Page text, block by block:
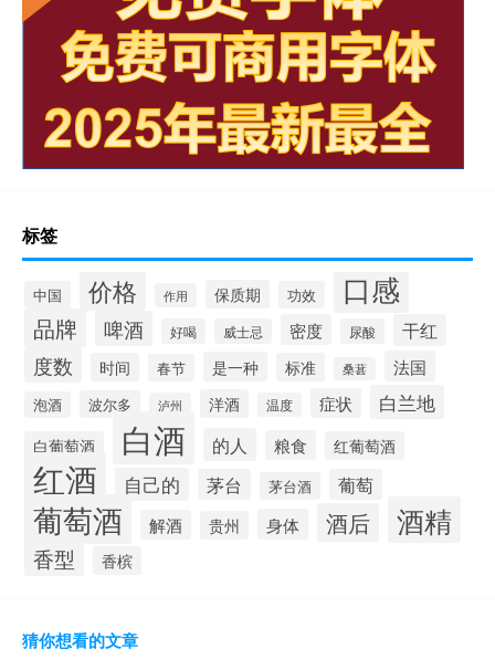
标签
中国 价格 作用 保质期 功效 口感
品牌 啤酒 好喝 威士忌 密度 尿酸 干红
度数 时间 春节 是一种 标准 桑葚 法国
泡酒 波尔多 泸州 洋酒 温度 症状 白兰地
白葡萄酒 白酒 的人 粮食 红葡萄酒
红酒 自己的 茅台 茅台酒 葡萄
葡萄酒 解酒 贵州 身体 酒后 酒精
香型 香槟
猜你想看的文章